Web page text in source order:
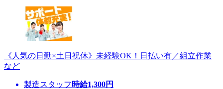
《人気の日勤×土日祝休》未経験OK！日払い有／組立作業
など
製造スタッフ 時給1,300円